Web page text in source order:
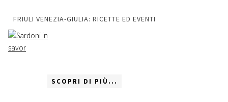
FRIULI VENEZIA-GIULIA: RICETTE ED EVENTI
SCOPRI DI PIÙ...